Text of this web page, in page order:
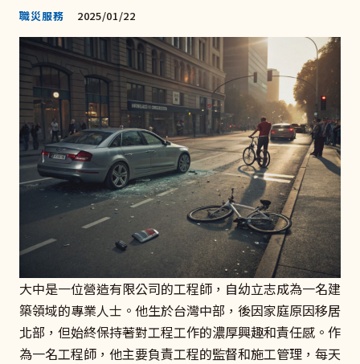
職災服務 2025/01/22
大中是一位營造有限公司的工程師，自幼立志成為一名建
築領域的專業人士。他生於台灣中部，後因家庭原因移居
北部，但始終保持著對工程工作的濃厚興趣和責任感。作
為一名工程師，他主要負責工程的監督和施工管理，每天